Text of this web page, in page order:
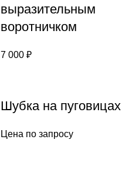
выразительным
воротничком
7 000 ₽
Шубка на пуговицах
Цена по запросу